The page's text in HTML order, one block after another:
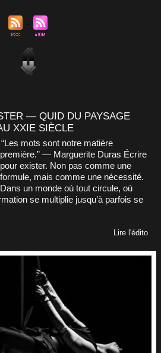
— QUID DU PAYSAGE
XXIE SIÈCLE
“Les mots sont notre matière
première.” — Marguerite Duras Écrire
pour exister. Non pas comme une
formule, mais comme une nécessité.
Dans un monde où tout circule, où
se multiplie jusqu’à parfois se
Lire l'édito